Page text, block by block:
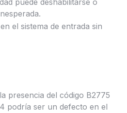
puede deshabilitarse o
el sistema de entrada sin
presencia del código B2775
podría ser un defecto en el